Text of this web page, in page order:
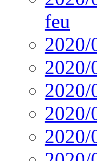
feu
2020/
2020/
2020/
2020/
2020/